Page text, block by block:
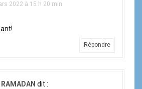
2022 à 15 h 20 min
Répondre
dit :